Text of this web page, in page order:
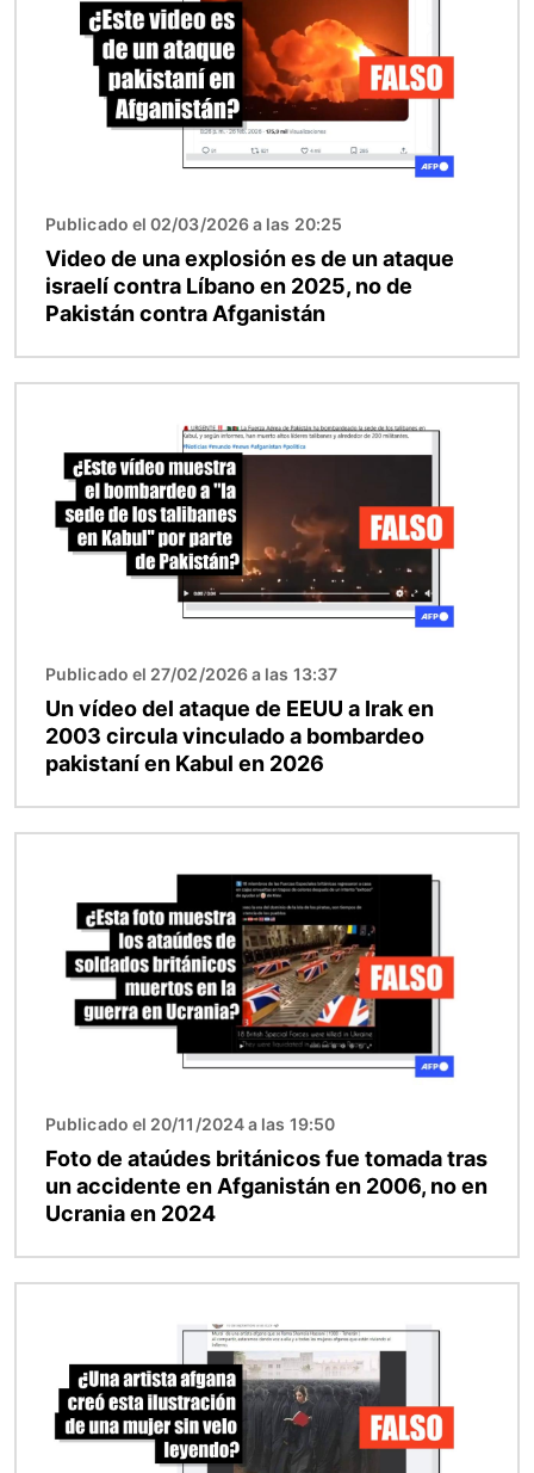
Publicado el 02/03/2026 a las 20:25
Video de una explosión es de un ataque
israelí contra Líbano en 2025, no de
Pakistán contra Afganistán
Publicado el 27/02/2026 a las 13:37
Un vídeo del ataque de EEUU a Irak en
2003 circula vinculado a bombardeo
pakistaní en Kabul en 2026
Publicado el 20/11/2024 a las 19:50
Foto de ataúdes británicos fue tomada tras
un accidente en Afganistán en 2006, no en
Ucrania en 2024